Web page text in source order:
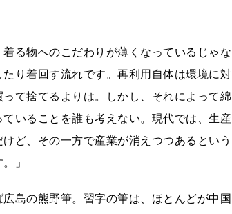
る物へのこだわりが薄くなっているじゃな
り着回す流れです。再利用自体は環境に対
て捨てるよりは。しかし、それによって綿
いることを誰も考えない。現代では、生産
ど、その一方で産業が消えつつあるという
」
島の熊野筆。習字の筆は、ほとんどが中国